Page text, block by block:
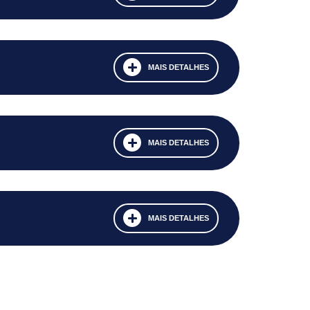
MAIS DETALHES
MAIS DETALHES
MAIS DETALHES